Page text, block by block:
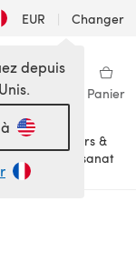
EUR | Changer
Panier
Loisirs &
Artisanat
depuis